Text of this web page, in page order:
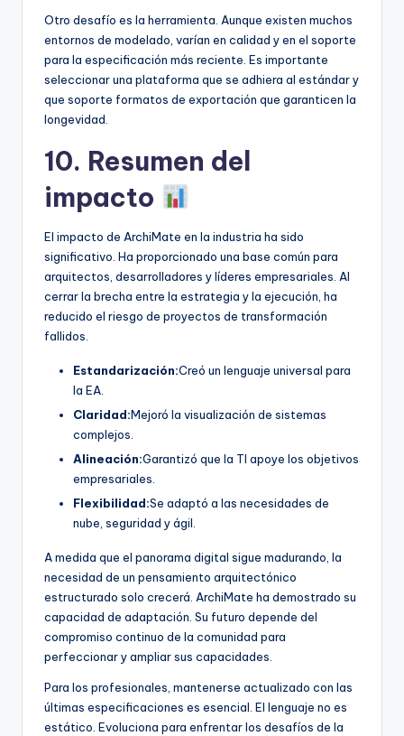
Otro desafío es la herramienta. Aunque existen muchos
entornos de modelado, varían en calidad y en el soporte
para la especificación más reciente. Es importante
seleccionar una plataforma que se adhiera al estándar y
que soporte formatos de exportación que garanticen la
longevidad.
10. Resumen del
impacto
El impacto de ArchiMate en la industria ha sido
significativo. Ha proporcionado una base común para
arquitectos, desarrolladores y líderes empresariales. Al
cerrar la brecha entre la estrategia y la ejecución, ha
reducido el riesgo de proyectos de transformación
fallidos.
Estandarización:Creó un lenguaje universal para
la EA.
Claridad:Mejoró la visualización de sistemas
complejos.
Alineación:Garantizó que la TI apoye los objetivos
empresariales.
Flexibilidad:Se adaptó a las necesidades de
nube, seguridad y ágil.
A medida que el panorama digital sigue madurando, la
necesidad de un pensamiento arquitectónico
estructurado solo crecerá. ArchiMate ha demostrado su
capacidad de adaptación. Su futuro depende del
compromiso continuo de la comunidad para
perfeccionar y ampliar sus capacidades.
Para los profesionales, mantenerse actualizado con las
últimas especificaciones es esencial. El lenguaje no es
estático. Evoluciona para enfrentar los desafíos de la